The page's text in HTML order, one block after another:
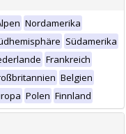
Nordamerika
Südamerika
Frankreich
Belgien
Polen Finnland